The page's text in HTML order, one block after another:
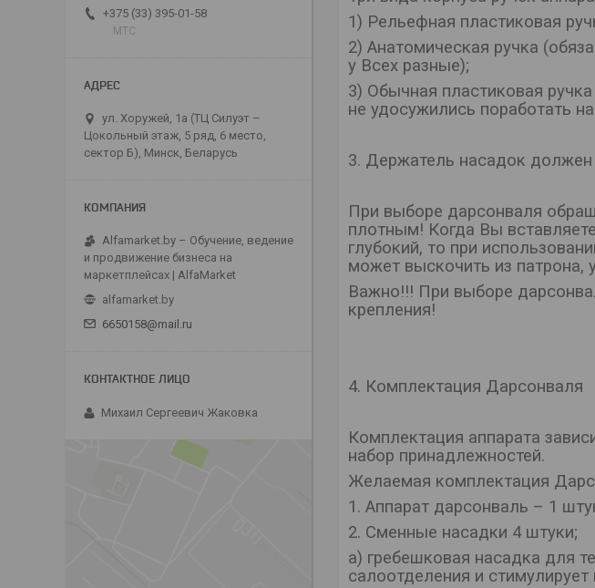
1) Рельефная пластиковая
2) Анатомическая ручка
у Всех разные);
3) Обычная пластиковая
не удосужились поработать
3. Держатель насадок
При выборе дарсонваля
плотным! Когда Вы
глубокий, то при
может выскочить из патрона,
Важно!!! При выборе
крепления!
4. Комплектация Дарсонваля
Комплектация аппарата
набор принадлежностей.
Желаемая комплектация
1. Аппарат дарсонваль – 1
2. Сменные насадки 4 штуки;
а) гребешковая насадка для
салоотделения и
+375 (33) 395-01-58
МТС
ул. Хоружей, 1а (ТЦ Силуэт –
Цокольный этаж, 5 ряд, 6 место,
сектор Б), Минск, Беларусь
Alfamarket.by – Обучение, ведение
и продвижение бизнеса на
маркетплейсах | AlfaMarket
alfamarket.by
6650158@mail.ru
Михаил Сергеевич Жаковка